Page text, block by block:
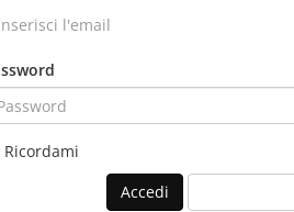
Ricordami